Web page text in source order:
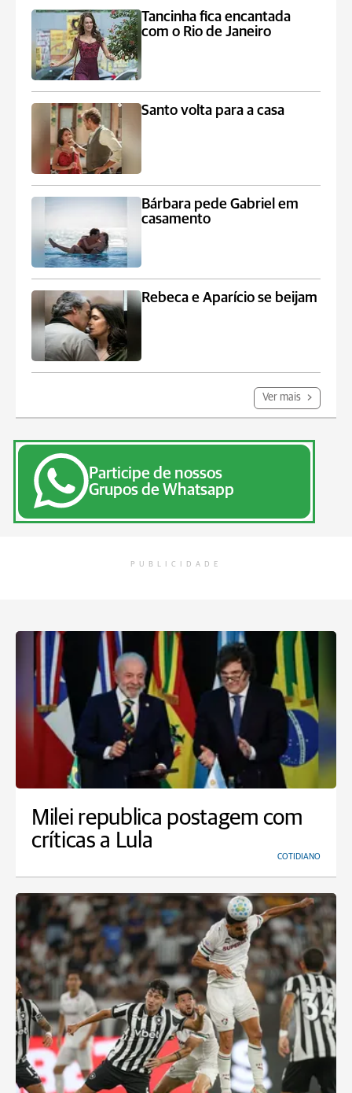
Tancinha fica encantada
com o Rio de Janeiro
Santo volta para a casa
Bárbara pede Gabriel em
casamento
Rebeca e Aparício se beijam
Ver mais
Participe de nossos
Grupos de Whatsapp
PUBLICIDADE
Milei republica postagem com
críticas a Lula
COTIDIANO